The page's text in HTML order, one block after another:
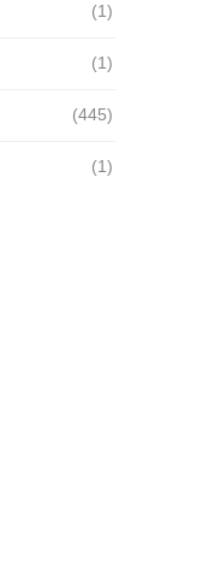
(1)
(1)
(445)
(1)